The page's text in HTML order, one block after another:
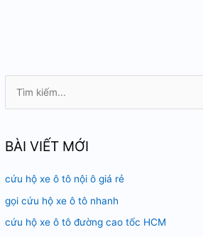
k
ế
m
:
BÀI VIẾT MỚI
cứu hộ xe ô tô nội ô giá rẻ
gọi cứu hộ xe ô tô nhanh
cứu hộ xe ô tô đường cao tốc HCM